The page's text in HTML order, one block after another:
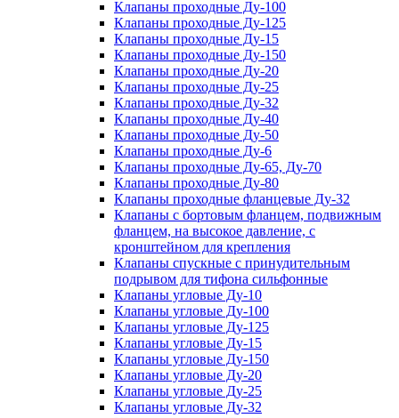
Клапаны проходные Ду-100
Клапаны проходные Ду-125
Клапаны проходные Ду-15
Клапаны проходные Ду-150
Клапаны проходные Ду-20
Клапаны проходные Ду-25
Клапаны проходные Ду-32
Клапаны проходные Ду-40
Клапаны проходные Ду-50
Клапаны проходные Ду-6
Клапаны проходные Ду-65, Ду-70
Клапаны проходные Ду-80
Клапаны проходные фланцевые Ду-32
Клапаны с бортовым фланцем, подвижным
фланцем, на высокое давление, с
кронштейном для крепления
Клапаны спускные с принудительным
подрывом для тифона сильфонные
Клапаны угловые Ду-10
Клапаны угловые Ду-100
Клапаны угловые Ду-125
Клапаны угловые Ду-15
Клапаны угловые Ду-150
Клапаны угловые Ду-20
Клапаны угловые Ду-25
Клапаны угловые Ду-32